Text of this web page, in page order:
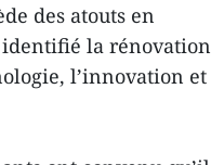
des atouts en
la rénovation
l’innovation et